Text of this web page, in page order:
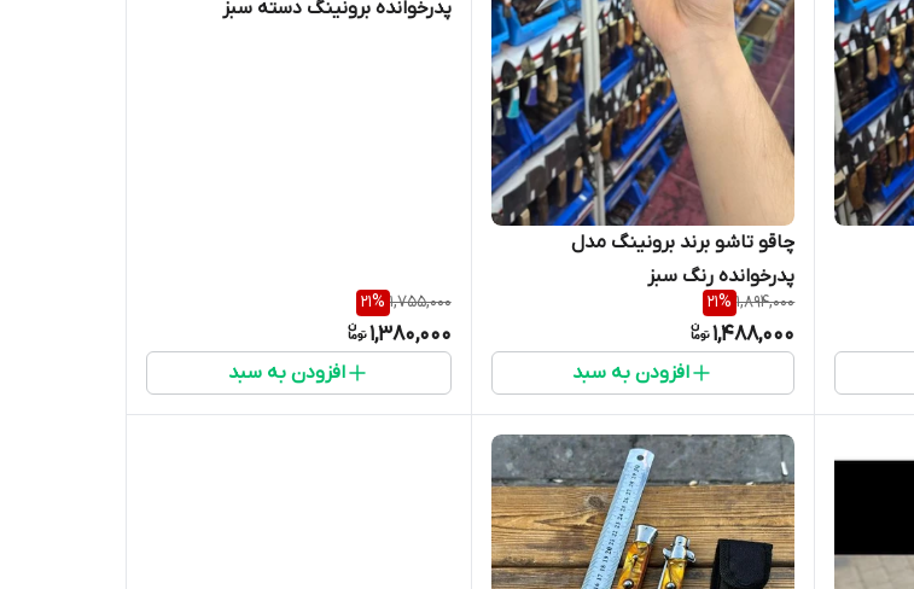
چاقو تاشو برند برونینگ مدل
پدرخوانده رنگ سبز
1,894,000
21%
1,488,000
افزودن به سبد
پدرخوانده برونینگ دسته سبز
1,755,000
21%
1,380,000
افزودن به سبد